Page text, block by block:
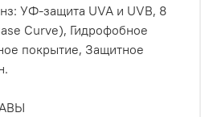
УФ-защита UVA и UVB, 8
Curve), Гидрофобное
покрытие, Защитное